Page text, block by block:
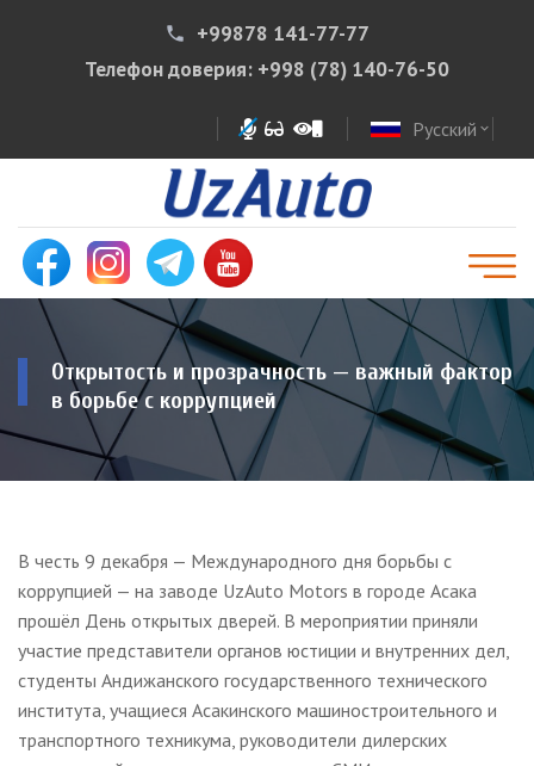
phone
+99878 141-77-77
Телефон доверия: +998 (78) 140-76-50
Русский expand_more
Открытость и прозрачность — важный фактор
в борьбе с коррупцией
В честь 9 декабря — Международного дня борьбы с
коррупцией — на заводе UzAuto Motors в городе Асака
прошёл День открытых дверей. В мероприятии приняли
участие представители органов юстиции и внутренних дел,
студенты Андижанского государственного технического
института, учащиеся Асакинского машиностроительного и
транспортного техникума, руководители дилерских